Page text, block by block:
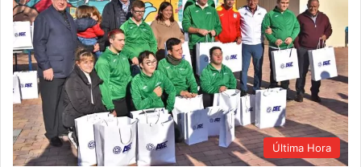
Última Hora